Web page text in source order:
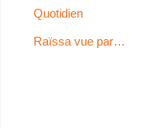
Quotidien
Raïssa vue par…